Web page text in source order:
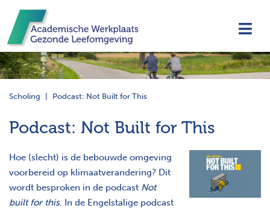
Scholing Podcast: Not Built for This
Podcast: Not Built for This
Hoe (slecht) is de bebouwde omgeving
voorbereid op klimaatverandering? Dit
wordt besproken in de podcast Not
built for this. In de Engelstalige podcast